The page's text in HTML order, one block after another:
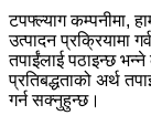
टपफ्ल्याग कम्पनीमा,
उत्पादन प्रक्रियामा
तपाईंलाई पठाइन्छ
प्रतिबद्धताको अर्थ
गर्न सक्नुहुन्छ।